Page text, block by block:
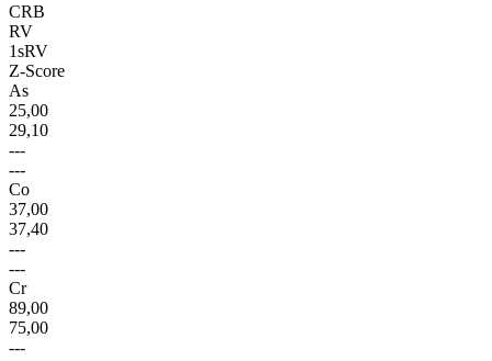
CRB
RV
1sRV
Z-Score
As
25,00
29,10
---
---
Co
37,00
37,40
---
---
Cr
89,00
75,00
---